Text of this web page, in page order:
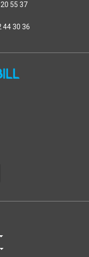
55 37
44 30 36